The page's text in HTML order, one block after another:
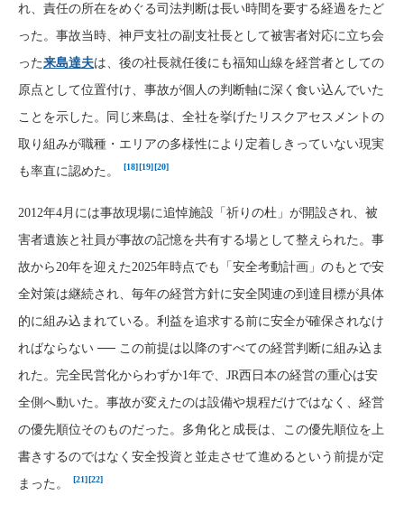
れ、責任の所在をめぐる司法判断は長い時間を要する経過をたど
った。事故当時、神戸支社の副支社長として被害者対応に立ち会
った来島達夫は、後の社長就任後にも福知山線を経営者としての
原点として位置付け、事故が個人の判断軸に深く食い込んでいた
ことを示した。同じ来島は、全社を挙げたリスクアセスメントの
取り組みが職種・エリアの多様性により定着しきっていない現実
も率直に認めた。
[18][19][20]
2012年4月には事故現場に追悼施設「祈りの杜」が開設され、被
害者遺族と社員が事故の記憶を共有する場として整えられた。事
故から20年を迎えた2025年時点でも「安全考動計画」のもとで安
全対策は継続され、毎年の経営方針に安全関連の到達目標が具体
的に組み込まれている。利益を追求する前に安全が確保されなけ
ればならない ── この前提は以降のすべての経営判断に組み込ま
れた。完全民営化からわずか1年で、JR西日本の経営の重心は安
全側へ動いた。事故が変えたのは設備や規程だけではなく、経営
の優先順位そのものだった。多角化と成長は、この優先順位を上
書きするのではなく安全投資と並走させて進めるという前提が定
まった。
[21][22]